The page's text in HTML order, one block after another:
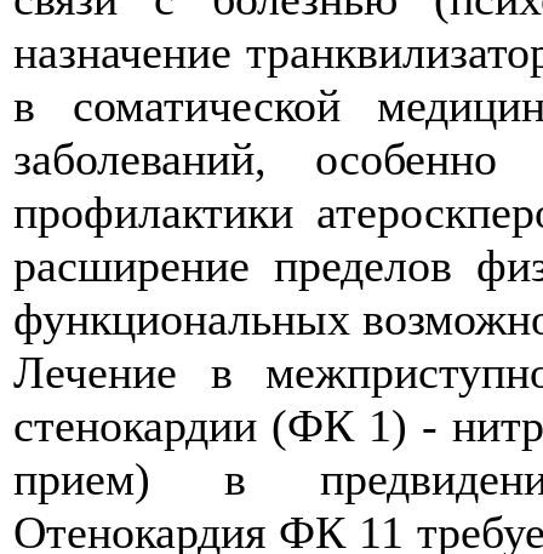
назначение
в соматической
заболеваний,
профилактики
расширение пределов
функциональных
Лечение в
стенокардии (ФК 1) -
прием) в
Отенокардия ФК 11